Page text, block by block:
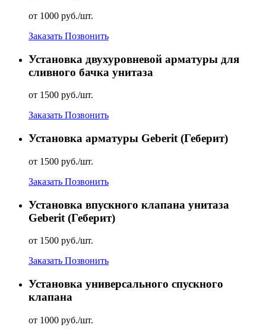
от 1000 руб./шт.
Заказать Позвонить
Установка двухуровневой арматуры для
сливного бачка унитаза
от 1500 руб./шт.
Заказать Позвонить
Установка арматуры Geberit (Геберит)
от 1500 руб./шт.
Заказать Позвонить
Установка впускного клапана унитаза
Geberit (Геберит)
от 1500 руб./шт.
Заказать Позвонить
Установка универсального спускного
клапана
от 1000 руб./шт.